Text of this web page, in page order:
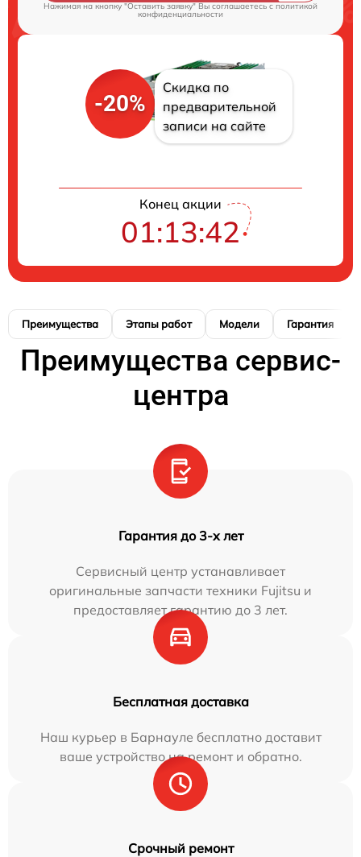
Нажимая на кнопку "Оставить заявку" Вы соглашаетесь cполитикой
конфиденциальности
-20%
Скидка по
предварительной
записи на сайте
Конец акции
01:13:41
Преимущества Этапы работ Модели Гарантия
Преимущества сервис-
центра
Гарантия до 3-х лет
Сервисный центр устанавливает
оригинальные запчасти техники Fujitsu и
предоставляет гарантию до 3 лет.
Бесплатная доставка
Наш курьер в Барнауле бесплатно доставит
ваше устройство на ремонт и обратно.
Срочный ремонт